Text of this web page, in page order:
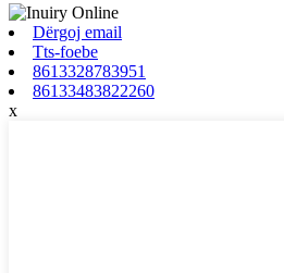
Dërgoj email
Tts-foebe
8613328783951
86133483822260
x